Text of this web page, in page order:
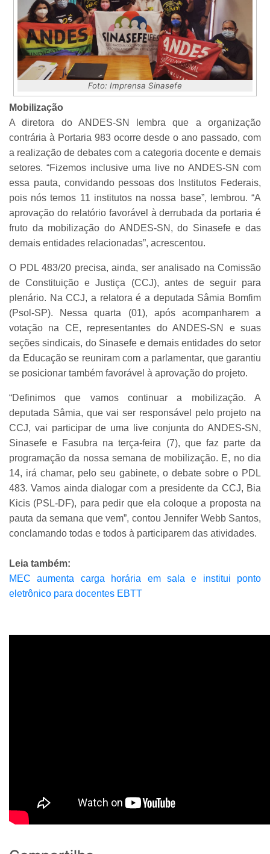
Foto: Imprensa Sinasefe
Mobilização
A diretora do ANDES-SN lembra que a organização
contrária à Portaria 983 ocorre desde o ano passado, com
a realização de debates com a categoria docente e demais
setores. “Fizemos inclusive uma live no ANDES-SN com
essa pauta, convidando pessoas dos Institutos Federais,
pois nós temos 11 institutos na nossa base”, lembrou. “A
aprovação do relatório favorável à derrubada da portaria é
fruto da mobilização do ANDES-SN, do Sinasefe e das
demais entidades relacionadas”, acrescentou.
O PDL 483/20 precisa, ainda, ser analisado na Comissão
de Constituição e Justiça (CCJ), antes de seguir para
plenário. Na CCJ, a relatora é a deputada Sâmia Bomfim
(Psol-SP). Nessa quarta (01), após acompanharem a
votação na CE, representantes do ANDES-SN e suas
seções sindicais, do Sinasefe e demais entidades do setor
da Educação se reuniram com a parlamentar, que garantiu
se posicionar também favorável à aprovação do projeto.
“Definimos que vamos continuar a mobilização. A
deputada Sâmia, que vai ser responsável pelo projeto na
CCJ, vai participar de uma live conjunta do ANDES-SN,
Sinasefe e Fasubra na terça-feira (7), que faz parte da
programação da nossa semana de mobilização. E, no dia
14, irá chamar, pelo seu gabinete, o debate sobre o PDL
483. Vamos ainda dialogar com a presidente da CCJ, Bia
Kicis (PSL-DF), para pedir que ela coloque a proposta na
pauta da semana que vem”, contou Jennifer Webb Santos,
conclamando todas e todos à participarem das atividades.
Leia também:
MEC aumenta carga horária em sala e institui ponto
eletrônico para docentes EBTT